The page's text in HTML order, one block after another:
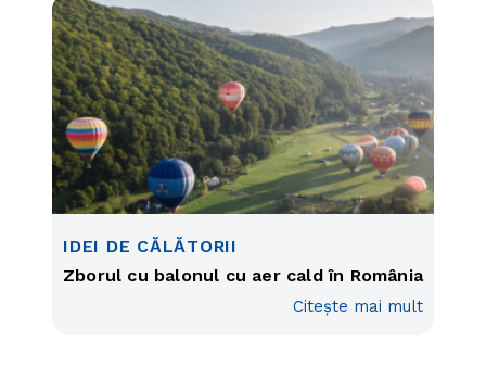
IDEI DE CĂLĂTORII
Zborul cu balonul cu aer cald în România
Citește mai mult